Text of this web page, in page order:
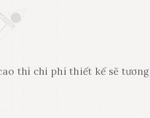
thì chi phí thiết kế sẽ tương